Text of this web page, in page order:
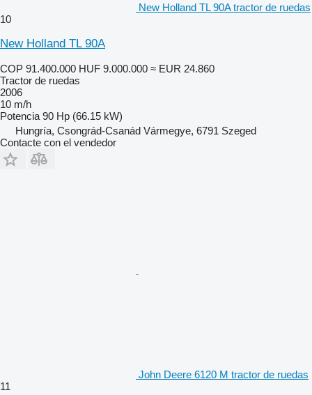
New Holland TL 90A tractor de ruedas
10
New Holland TL 90A
COP 91.400.000 HUF 9.000.000 ≈ EUR 24.860
Tractor de ruedas
2006
10 m/h
Potencia 90 Hp (66.15 kW)
Hungría, Csongrád-Csanád Vármegye, 6791 Szeged
Contacte con el vendedor
John Deere 6120 M tractor de ruedas
11